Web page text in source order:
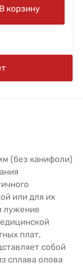
В корзину
(без канифоли)
или для их
лужение
плат,
собой
сплава олова